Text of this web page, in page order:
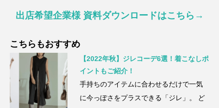
出店希望企業様 資料ダウンロードはこちら→
こちらもおすすめ
【2022年秋】ジレコーデ6選！着こなしポ
イントもご紹介！
手持ちのアイテムに合わせるだけで一気
に今っぽさをプラスできる「ジレ」。 ど